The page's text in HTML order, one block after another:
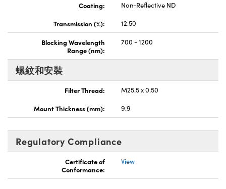
Coating:
Non-Reflective ND
Transmission (%):
12.50
Blocking Wavelength
Range (nm):
700 - 1200
螺紋和安裝
Filter Thread:
M25.5 x 0.50
Mount Thickness (mm):
9.9
Regulatory Compliance
Certificate of
Conformance:
View